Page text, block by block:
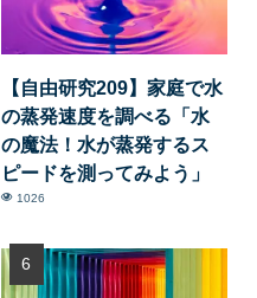
【自由研究209】家庭で水
の蒸発速度を調べる「水
の魔法！水が蒸発するス
ピードを測ってみよう」
1026